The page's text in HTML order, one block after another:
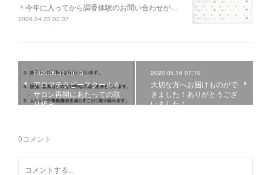
＾今年に入ってから調香体験のお問い合わせが…
2026.04.23 02:37
2020.05.31 00:13
アロマテラピースクール＆
サロン再開にあたっての取
り組み
2020.05.16 07:10
大切な方へお届けものがで
きました！ありがとうござ
いました！
0コメント